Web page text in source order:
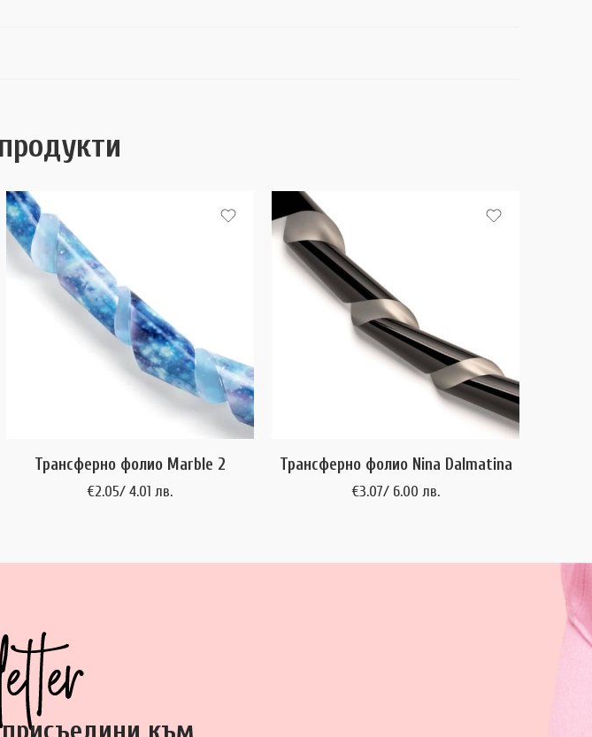
Трансферно фолио Marble 2
€2.05/ 4.01 лв.
Трансферно фолио Nina Dalmatina
€3.07/ 6.00 лв.
към